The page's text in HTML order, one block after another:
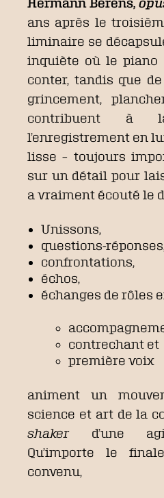
Hermann Berens,
ans après le
liminaire se
inquiète où le piano
conter, tandis que
grincement,
contribuent à
l’enregistrement en
lisse – toujours
sur un détail pour
a vraiment écouté le
Unissons,
questions-
confrontations,
échos,
échanges de rôles
contrechant et
première voix
animent un
science et art de la
shakerd’une
Qu’importe le
convenu,